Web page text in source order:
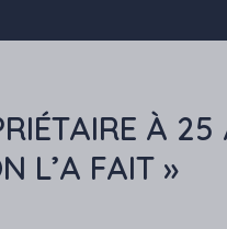
À 25
L’A FAIT »